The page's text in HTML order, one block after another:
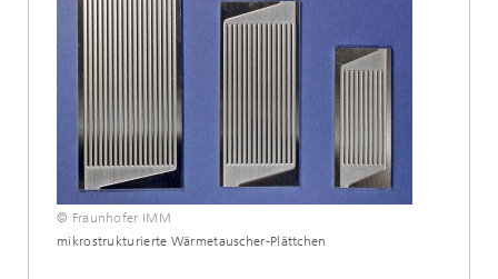
© Fraunhofer IMM
mikrostrukturierte Wärmetauscher-Plättchen